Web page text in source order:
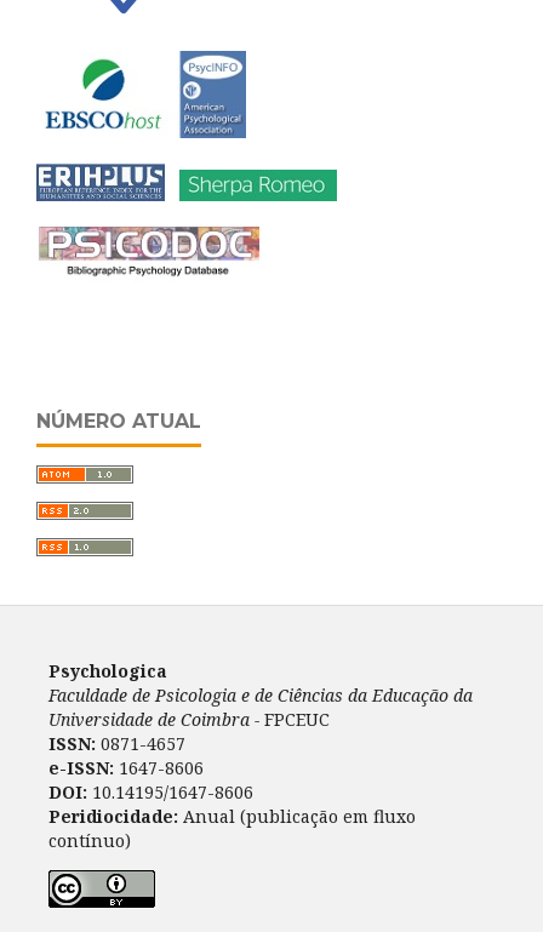
NÚMERO ATUAL
Psychologica
Faculdade de Psicologia e de Ciências da Educação da
Universidade de Coimbra - FPCEUC
ISSN: 0871-4657
e-ISSN: 1647-8606
DOI: 10.14195/1647-8606
Peridiocidade: Anual (publicação em fluxo
contínuo)